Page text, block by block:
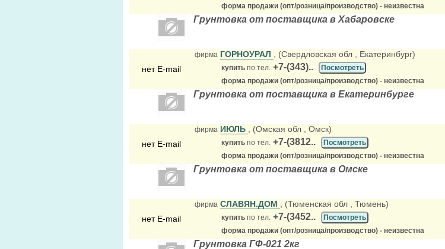
форма продажи (опт/розница/производство) - неизвестна
Грунтовка от поставщика в Хабаровске
нет E-mail
фирма ГОРНОУРАЛ , (Свердловская обл , Екатеринбург)
купить по тел. +7-(343)..
Посмотреть
форма продажи (опт/розница/производство) - неизвестна
Грунтовка от поставщика в Екатеринбурге
нет E-mail
фирма ИЮЛЬ , (Омская обл , Омск)
купить по тел. +7-(3812..
Посмотреть
форма продажи (опт/розница/производство) - неизвестна
Грунтовка от поставщика в Омске
нет E-mail
фирма СЛАВЯН.ДОМ , (Тюменская обл , Тюмень)
купить по тел. +7-(3452..
Посмотреть
форма продажи (опт/розница/производство) - неизвестна
Грунтовка ГФ-021 2кг